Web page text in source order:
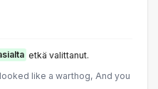
etkä valittanut.
like a warthog, And you